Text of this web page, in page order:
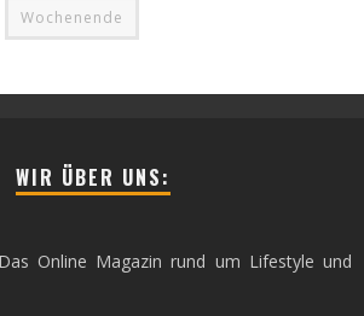
Wochenende
WIR ÜBER UNS:
Online Magazin rund um Lifestyle und